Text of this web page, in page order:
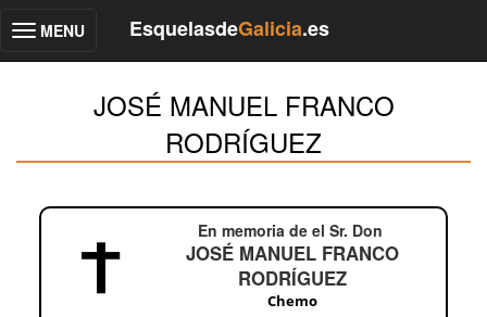
Toggle
MENU EsquelasdeGalicia.es
JOSÉ MANUEL FRANCO
RODRÍGUEZ
En memoria de el Sr. Don
JOSÉ MANUEL FRANCO
RODRÍGUEZ
Chemo